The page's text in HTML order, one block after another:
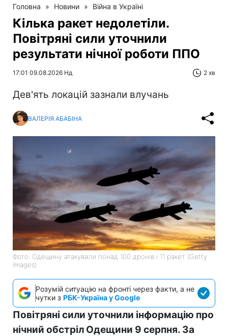
Головна » Новини » Війна в Україні
Кілька ракет недолетіли.
Повітряні сили уточнили
результати нічної роботи ППО
17:01 09.08.2026 Нд 2 хв
Дев'ять локацій зазнали влучань
ВАЛЕРІЯ АБАБІНА
Фото: Одещину атакували понад 100 дронів і 11 ракет (Getty
Images)
Розумій ситуацію на фронті через факти, а не
чутки з РБК-Україна у Google
Повітряні сили уточнили інформацію про
нічний обстріл Одещини 9 серпня. За